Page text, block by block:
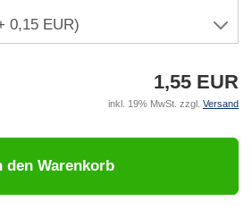
1,55 EUR
inkl. 19% MwSt. zzgl. Versand
den Warenkorb